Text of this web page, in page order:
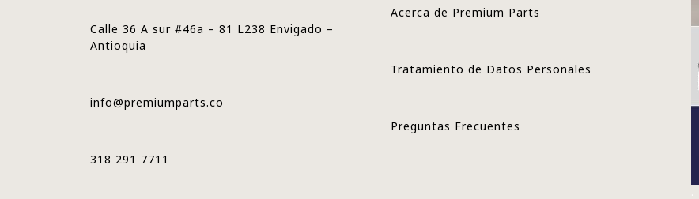
Calle 36 A sur #46a – 81 L238 Envigado –
Antioquia
info@premiumparts.co
318 291 7711
Acerca de Premium Parts
Tratamiento de Datos Personales
Preguntas Frecuentes
.